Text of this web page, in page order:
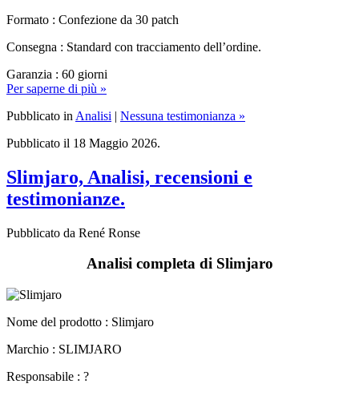
Consegna : Standard con tracciamento dell’ordine.
Garanzia : 60 giorni
Pubblicato inAnalisi
Pubblicato il 18 Maggio 2026.
Slimjaro, Analisi, recensioni e
testimonianze.
Pubblicato da René Ronse
Analisi completa di Slimjaro
Nome del prodotto :
Marchio : SLIMJARO
Responsabile : ?
Sito web : slimjaro.com